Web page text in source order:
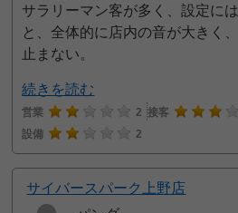
サラリーマン客が多く、設定に
と、全体的に店内の音が大きく
止まない。
続きを読む
営業 2 接客
設備
2
サイバースパーク上野店